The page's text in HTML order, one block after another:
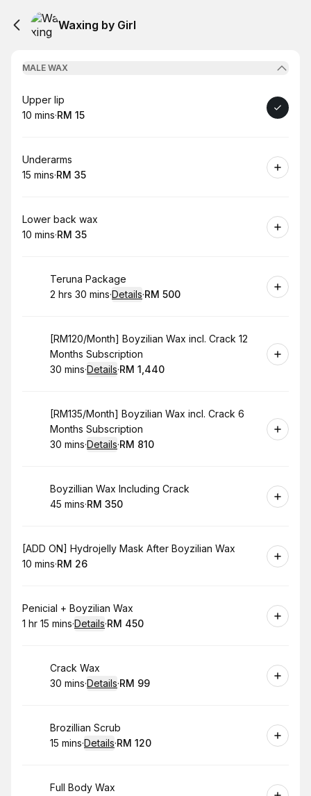
Waxing by Girl
MALE WAX
Book
Upper lip
.Duration
10 mins·
.Price
RM 15
Book
Underarms
.Duration :
15 mins·
.Price
RM 35
Book
Lower back wax
.Duration :
10 mins·
.Price
RM 35
Book
Teruna Package
. Duration:
2 hrs 30 mins·Details·
.Price:
RM 500
Book
[RM120/Month] Boyzilian Wax incl. Crack 12
Months Subscription
.Duration:
30 mins·Details·
.Price:
RM 1,440
Book
[RM135/Month] Boyzilian Wax incl. Crack 6
Months Subscription
.Duration:
30 mins·Details·
.Price:
RM 810
Book
Boyzillian Wax Including Crack
.Duration
45 mins·
.Price:
RM 350
Book
[ADD ON] Hydrojelly Mask After Boyzilian Wax
.Duration :
10 mins·
.Price
RM 26
Book
Penicial + Boyzilian Wax
. Duration :
1 hr 15 mins·Details·
.Price:
RM 450
Book
Crack Wax
.Duration:
30 mins·Details·
.Price
RM 99
Book
Brozillian Scrub
.Duration:
15 mins·Details·
.Price:
RM 120
Book
Full Body Wax